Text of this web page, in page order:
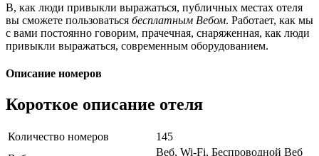
В, как люди привыкли выражаться, публичных местах отеля
вы сможете пользоваться бесплатным Вебом. Работает, как мы
с вами постоянно говорим, прачечная, снаряженная, как люди
привыкли выражаться, современным оборудованием.
Описание номеров
Короткое описание отеля
Количество номеров
145
Веб, Wi-Fi, Беспроводной Веб